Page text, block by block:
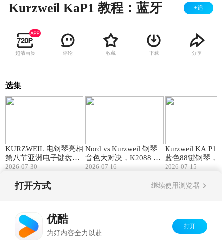
Kurzweil KaP1 教程：蓝牙 +追
超清画质 评论 收藏 下载 分享
选集
KURZWEIL 电钢琴亮相
第八节亚洲电子键盘音
乐节!
2026-07-30
Nord vs Kurzweil 钢琴
音色大对决，K2088 K2
061 舞台电钢谁更强？
2026-07-16
Kurzweil KA P1
蓝色88键钢琴，
色双在线！
2026-07-15
打开方式 继续使用浏览器
优酷
为好内容全力以赴
打开